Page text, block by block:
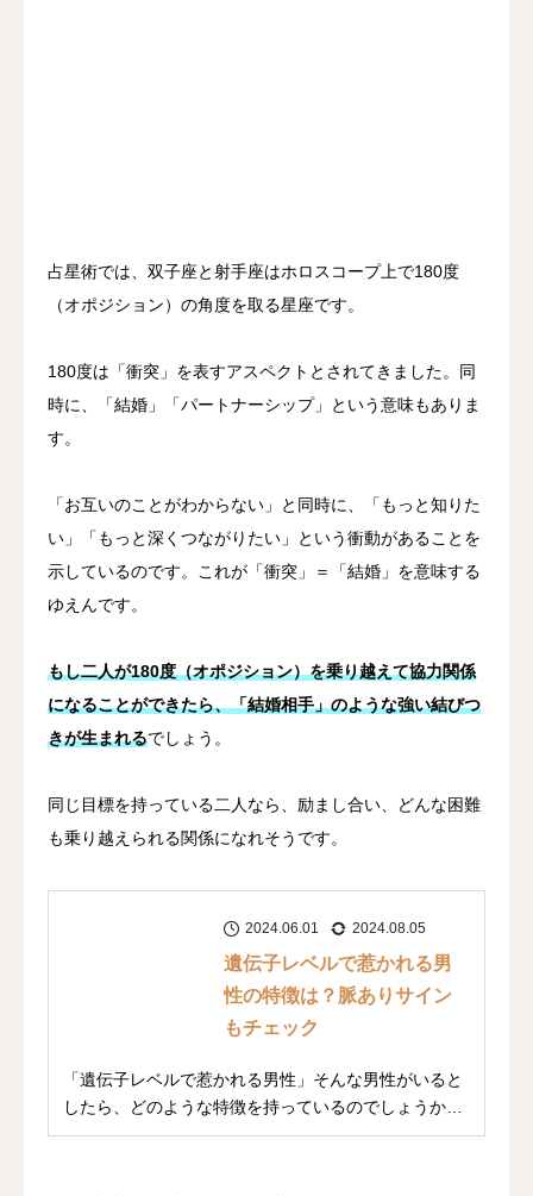
占星術では、双子座と射手座はホロスコープ上で180度
（オポジション）の角度を取る星座です。
180度は「衝突」を表すアスペクトとされてきました。同
時に、「結婚」「パートナーシップ」という意味もありま
す。
「お互いのことがわからない」と同時に、「もっと知りた
い」「もっと深くつながりたい」という衝動があることを
示しているのです。これが「衝突」＝「結婚」を意味する
ゆえんです。
もし二人が180度（オポジション）を乗り越えて協力関係
になることができたら、「結婚相手」のような強い結びつ
きが生まれるでしょう。
同じ目標を持っている二人なら、励まし合い、どんな困難
も乗り越えられる関係になれそうです。
2024.06.01 2024.08.05
遺伝子レベルで惹かれる男
性の特徴は？脈ありサイン
もチェック
「遺伝子レベルで惹かれる男性」そんな男性がいると
したら、どのような特徴を持っているのでしょうか。
あな...